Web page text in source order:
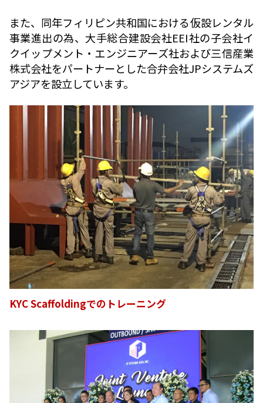
また、同年フィリピン共和国における仮設レンタル
事業進出の為、大手総合建設会社EEI社の子会社イ
クイップメント・エンジニアーズ社および三信産業
株式会社をパートナーとした合弁会社JPシステムズ
アジアを設立しています。
KYC Scaffoldingでのトレーニング